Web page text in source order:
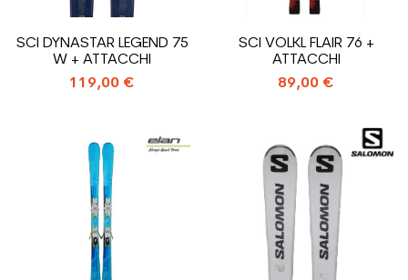
SCI DYNASTAR LEGEND 75
W + ATTACCHI
119,00 €
SCI VOLKL FLAIR 76 +
ATTACCHI
89,00 €